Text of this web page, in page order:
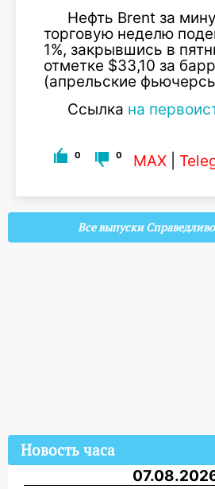
Нефть Brent за
торговую неделю
1%, закрывшись в
отметке $33,10 за
(апрельские
Ссылка на
0 0 MAX
Все выпуски
Новость часа